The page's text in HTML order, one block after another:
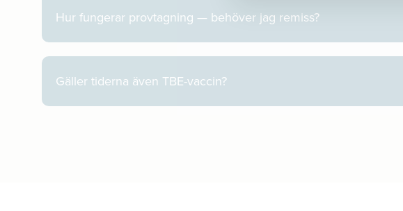
Hur fungerar provtagning — behöver jag remiss?
Gäller tiderna även TBE-vaccin?